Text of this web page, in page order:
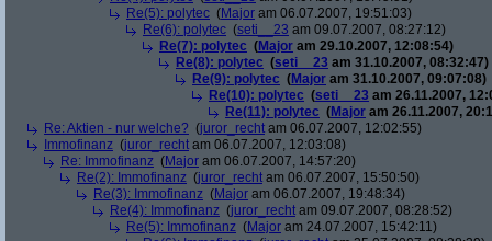
Re(5): polytec (Major am 06.07.2007, 19:51:03)
Re(6): polytec (seti__23 am 09.07.2007, 08:27:12)
Re(7): polytec (Major am 29.10.2007, 12:08:54)
Re(8): polytec (seti__23 am 31.10.2007, 08:32:47)
Re(9): polytec (Major am 31.10.2007, 09:07:08)
Re(10): polytec (seti__23 am 26.11.2007,
Re(11): polytec (Major am 26.11.2007,
Re: Aktien - nur welche? (juror_recht am 06.07.2007, 12:02:55)
Immofinanz (juror_recht am 06.07.2007, 12:03:08)
Re: Immofinanz (Major am 06.07.2007, 14:57:20)
Re(2): Immofinanz (juror_recht am 06.07.2007, 15:50:50)
Re(3): Immofinanz (Major am 06.07.2007, 19:48:34)
Re(4): Immofinanz (juror_recht am 09.07.2007, 08:28:52)
Re(5): Immofinanz (Major am 24.07.2007, 15:42:11)